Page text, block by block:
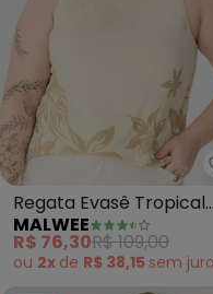
Regata Evasê Tropical
Plus(Off White)
MALWEE
R$ 76,30R$ 109,00
ou 2x de R$ 38,15 sem